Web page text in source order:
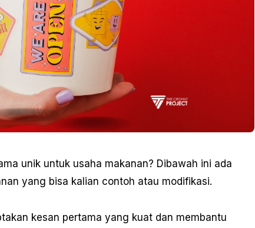
unik untuk usaha makanan? Dibawah ini ada
yang bisa kalian contoh atau modifikasi.
kesan pertama yang kuat dan membantu